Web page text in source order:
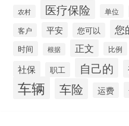
农村 医疗保险 单位
客户
平安 您可以 您
时间 根据 正文 比例
社保 职工 自己的
车辆 车险 运费